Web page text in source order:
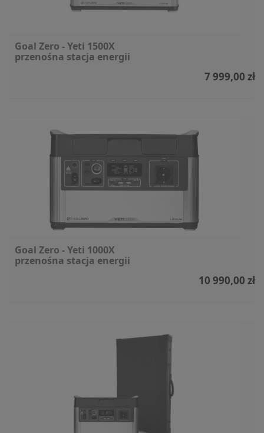
Goal Zero - Yeti 1500X
przenośna stacja energii
7 999,00 zł
Goal Zero - Yeti 1000X
przenośna stacja energii
10 990,00 zł